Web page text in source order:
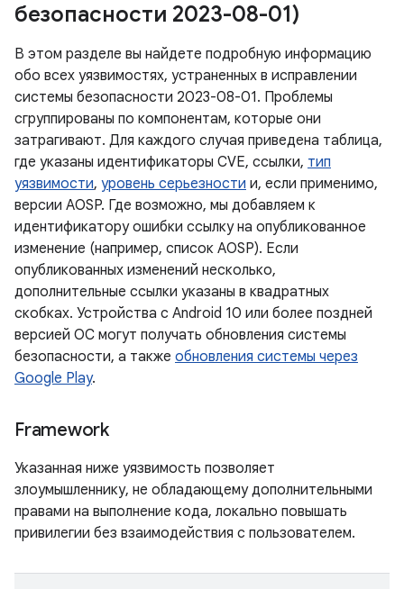
безопасности 2023-08-01)
В этом разделе вы найдете подробную информацию
обо всех уязвимостях, устраненных в исправлении
системы безопасности 2023-08-01. Проблемы
сгруппированы по компонентам, которые они
затрагивают. Для каждого случая приведена таблица,
где указаны идентификаторы CVE, ссылки, тип
уязвимости, уровень серьезности и, если применимо,
версии AOSP. Где возможно, мы добавляем к
идентификатору ошибки ссылку на опубликованное
изменение (например, список AOSP). Если
опубликованных изменений несколько,
дополнительные ссылки указаны в квадратных
скобках. Устройства с Android 10 или более поздней
версией ОС могут получать обновления системы
безопасности, а также обновления системы через
Google Play.
Framework
Указанная ниже уязвимость позволяет
злоумышленнику, не обладающему дополнительными
правами на выполнение кода, локально повышать
привилегии без взаимодействия с пользователем.